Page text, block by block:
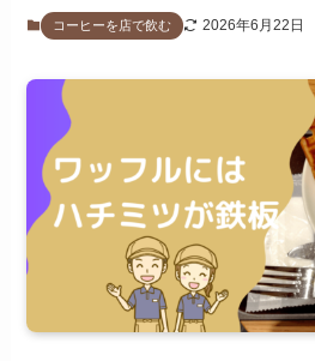
コーヒーを店で飲む 2026年6月22日